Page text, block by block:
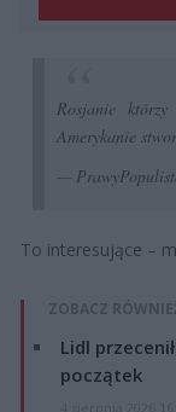
Rosjanie
Amerykanie
—
To interesujące –
ZOBACZ
Lidl
początek